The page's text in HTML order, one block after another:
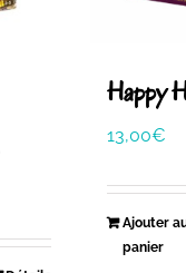
Happy
13,00€
Ajouter
panier